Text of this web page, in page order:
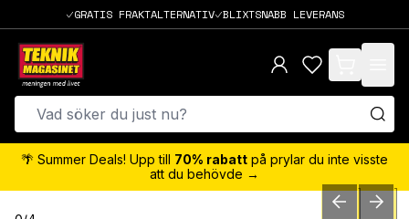
GRATIS FRAKTALTERNATIV BLIXTSNABB LEVERANS
items in cart,
🌴 Summer Deals! Upp till 70% rabatt på prylar du inte visste
att du behövde →
PREVIOUSNEXT